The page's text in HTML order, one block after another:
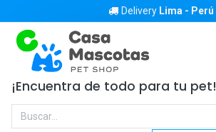
Delivery Lima - Perú
¡Encuentra de todo para tu pet!